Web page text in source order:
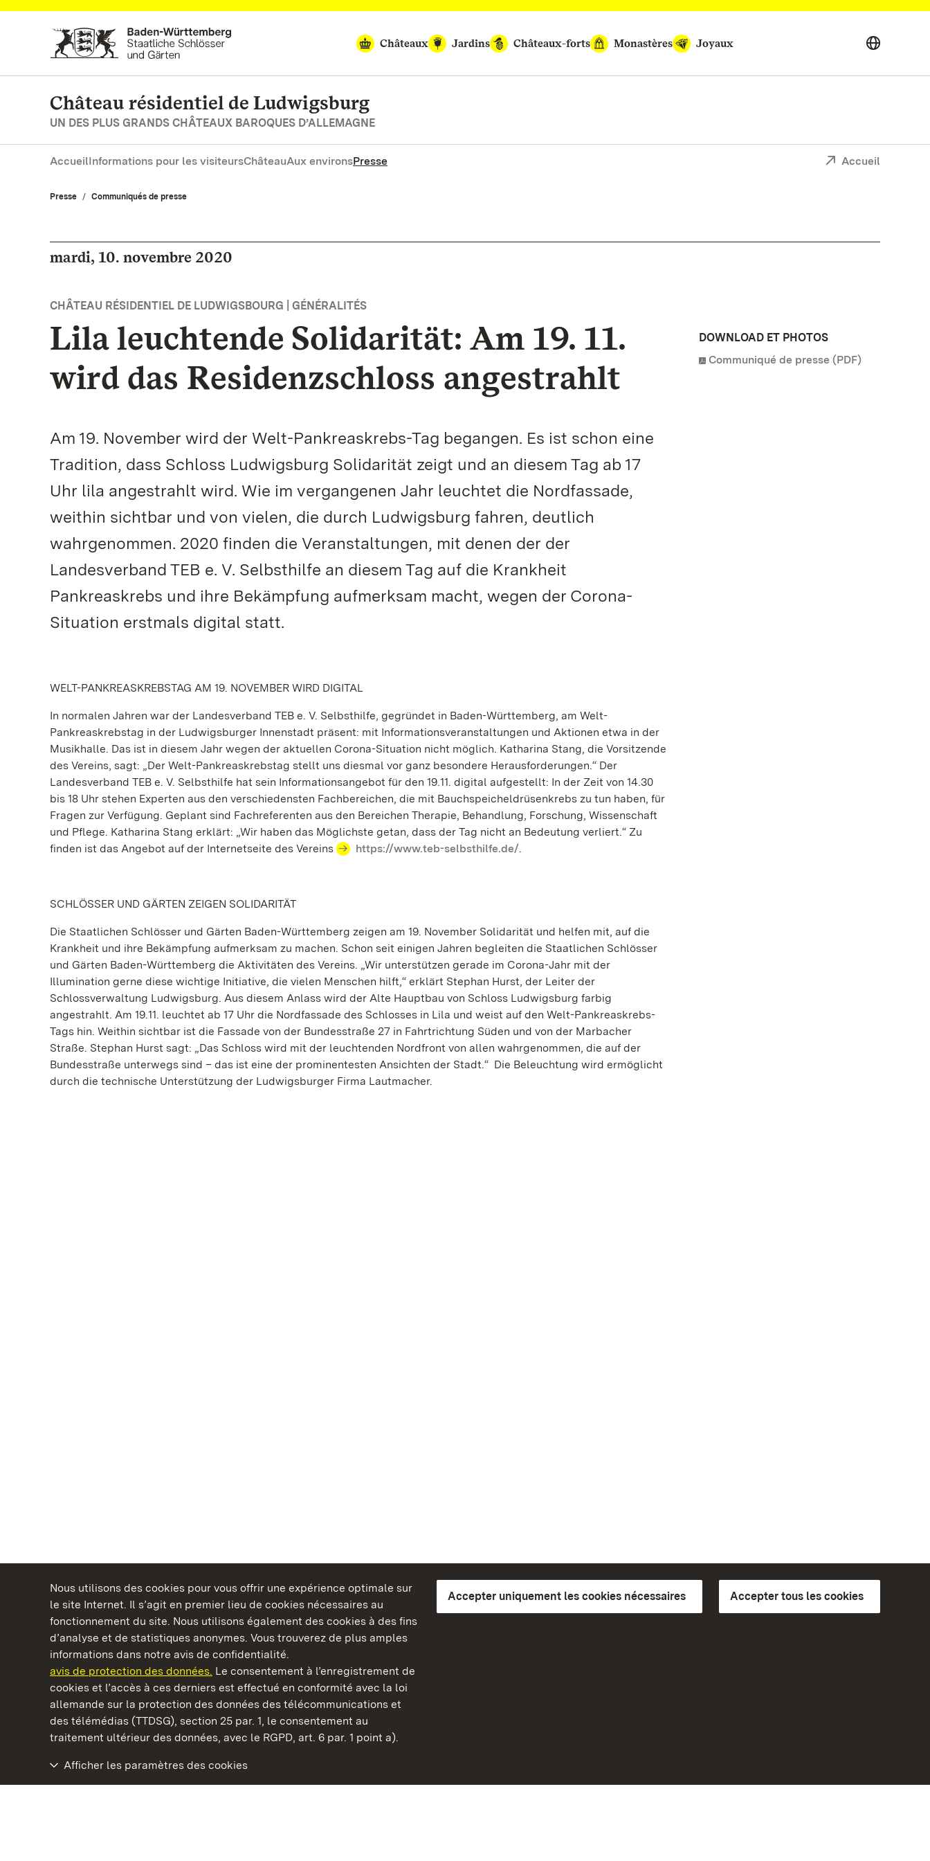
Nous utilisons des cookies pour vous offrir une expérience optimale sur
le site Internet. Il s’agit en premier lieu de cookies nécessaires au
fonctionnement du site. Nous utilisons également des cookies à des fins
d’analyse et de statistiques anonymes. Vous trouverez de plus amples
informations dans notre avis de confidentialité.
avis de protection des données. Le consentement à l’enregistrement de
cookies et l’accès à ces derniers est effectué en conformité avec la loi
allemande sur la protection des données des télécommunications et
des télémédias (TTDSG), section 25 par. 1, le consentement au
traitement ultérieur des données, avec le RGPD, art. 6 par. 1 point a).
Accepter uniquement les cookies nécessaires Accepter tous les cookies
Afficher les paramètres des cookies
Vers la page d’accueil
Châteaux
Jardins Châteaux-forts Monastères Joyaux
Château résidentiel de Ludwigsburg
UN DES PLUS GRANDS CHÂTEAUX BAROQUES D’ALLEMAGNE
AccueilInformations pour les visiteursChâteauAux environsPresse Accueil
Presse Communiqués de presse
mardi, 10. novembre 2020
CHÂTEAU RÉSIDENTIEL DE LUDWIGSBOURG | GÉNÉRALITÉS
Lila leuchtende Solidarität: Am 19. 11.
wird das Residenzschloss angestrahlt
Am 19. November wird der Welt-Pankreaskrebs-Tag begangen. Es ist schon eine
Tradition, dass Schloss Ludwigsburg Solidarität zeigt und an diesem Tag ab 17
Uhr lila angestrahlt wird. Wie im vergangenen Jahr leuchtet die Nordfassade,
weithin sichtbar und von vielen, die durch Ludwigsburg fahren, deutlich
wahrgenommen. 2020 finden die Veranstaltungen, mit denen der der
Landesverband TEB e. V. Selbsthilfe an diesem Tag auf die Krankheit
Pankreaskrebs und ihre Bekämpfung aufmerksam macht, wegen der Corona-
Situation erstmals digital statt.
WELT-PANKREASKREBSTAG AM 19. NOVEMBER WIRD DIGITAL
In normalen Jahren war der Landesverband TEB e. V. Selbsthilfe, gegründet in Baden-Württemberg, am Welt-
Pankreaskrebstag in der Ludwigsburger Innenstadt präsent: mit Informationsveranstaltungen und Aktionen etwa in der
Musikhalle. Das ist in diesem Jahr wegen der aktuellen Corona-Situation nicht möglich. Katharina Stang, die Vorsitzende
des Vereins, sagt: „Der Welt-Pankreaskrebstag stellt uns diesmal vor ganz besondere Herausforderungen.“ Der
Landesverband TEB e. V. Selbsthilfe hat sein Informationsangebot für den 19.11. digital aufgestellt: In der Zeit von 14.30
bis 18 Uhr stehen Experten aus den verschiedensten Fachbereichen, die mit Bauchspeicheldrüsenkrebs zu tun haben, für
Fragen zur Verfügung. Geplant sind Fachreferenten aus den Bereichen Therapie, Behandlung, Forschung, Wissenschaft
und Pflege. Katharina Stang erklärt: „Wir haben das Möglichste getan, dass der Tag nicht an Bedeutung verliert.“ Zu
finden ist das Angebot auf der Internetseite des Vereins
https://www.teb-selbsthilfe.de/.
SCHLÖSSER UND GÄRTEN ZEIGEN SOLIDARITÄT
Die Staatlichen Schlösser und Gärten Baden-Württemberg zeigen am 19. November Solidarität und helfen mit, auf die
Krankheit und ihre Bekämpfung aufmerksam zu machen. Schon seit einigen Jahren begleiten die Staatlichen Schlösser
und Gärten Baden-Württemberg die Aktivitäten des Vereins. „Wir unterstützen gerade im Corona-Jahr mit der
Illumination gerne diese wichtige Initiative, die vielen Menschen hilft,“ erklärt Stephan Hurst, der Leiter der
Schlossverwaltung Ludwigsburg. Aus diesem Anlass wird der Alte Hauptbau von Schloss Ludwigsburg farbig
angestrahlt. Am 19.11. leuchtet ab 17 Uhr die Nordfassade des Schlosses in Lila und weist auf den Welt-Pankreaskrebs-
Tags hin. Weithin sichtbar ist die Fassade von der Bundesstraße 27 in Fahrtrichtung Süden und von der Marbacher
Straße. Stephan Hurst sagt: „Das Schloss wird mit der leuchtenden Nordfront von allen wahrgenommen, die auf der
Bundesstraße unterwegs sind – das ist eine der prominentesten Ansichten der Stadt.“ Die Beleuchtung wird ermöglicht
durch die technische Unterstützung der Ludwigsburger Firma Lautmacher.
DOWNLOAD ET PHOTOS
Communiqué de presse (PDF)
Châteaux et jardins publics du Bade-Wurtemberg
Château résidentiel de Ludwigsburg
Explications sur l’accessibilité